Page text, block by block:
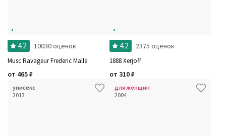
4.2 10030 оценок
Musc Ravageur Frederic Malle
от 465₽
4.2 2375 оценок
1888 Xerjoff
от 310₽
унисекс
2013
для женщин
2004